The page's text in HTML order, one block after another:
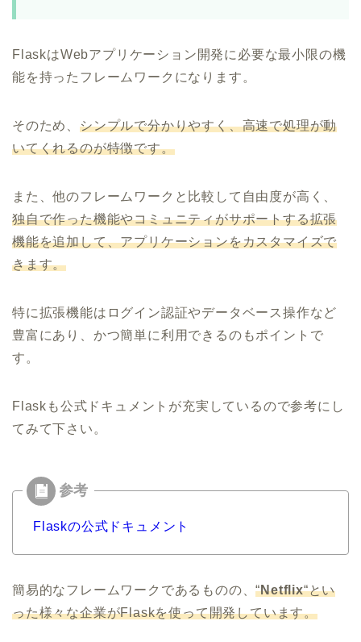
FlaskはWebアプリケーション開発に必要な最小限の機
能を持ったフレームワークになります。
そのため、 シンプルで分かりやすく、高速で処理が動
いてくれるのが特徴です。
また、他のフレームワークと比較して自由度が高く、
独自で作った機能やコミュニティがサポートする拡張
機能を追加して、アプリケーションをカスタマイズで
きます。
特に拡張機能はログイン認証やデータベース操作など
豊富にあり、かつ簡単に利用できるのもポイントで
す。
Flaskも公式ドキュメントが充実しているので参考にし
てみて下さい。
Flaskの公式ドキュメント
簡易的なフレームワークであるものの、“Netflix“とい
った様々な企業がFlaskを使って開発しています。